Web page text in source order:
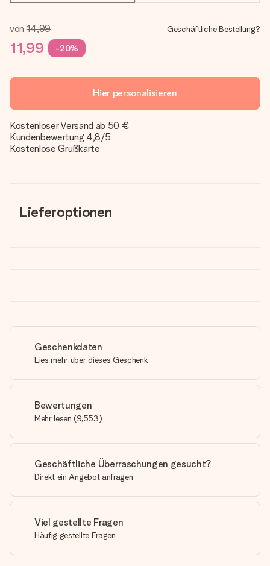
von 14,99
11,99 -20%
Geschäftliche Bestellung?
Hier personalisieren
Kostenloser Versand ab 50 €
Kundenbewertung 4,8/5
Kostenlose Grußkarte
Lieferoptionen
Geschenkdaten
Lies mehr über dieses Geschenk
Bewertungen
Mehr lesen (9,553)
Geschäftliche Überraschungen gesucht?
Direkt ein Angebot anfragen
Viel gestellte Fragen
Häufig gestellte Fragen